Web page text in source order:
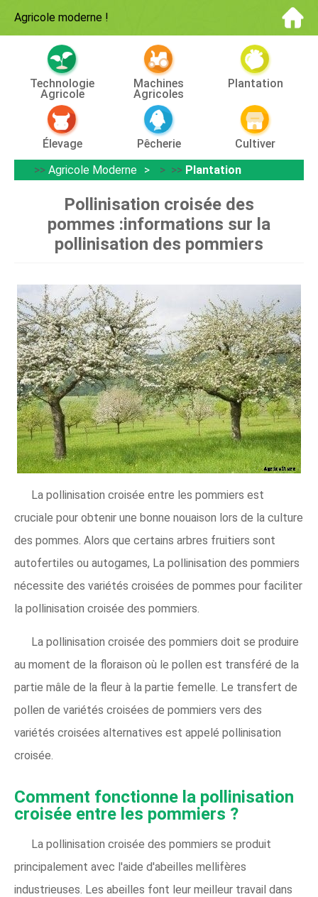
Agricole moderne !
Technologie
Agricole
Machines
Agricoles
Plantation
Élevage Pêcherie
Cultiver
>> Agricole Moderne > >> Plantation
Pollinisation croisée des
pommes :informations sur la
pollinisation des pommiers
La pollinisation croisée entre les pommiers est
cruciale pour obtenir une bonne nouaison lors de la culture
des pommes. Alors que certains arbres fruitiers sont
autofertiles ou autogames, La pollinisation des pommiers
nécessite des variétés croisées de pommes pour faciliter
la pollinisation croisée des pommiers.
La pollinisation croisée des pommiers doit se produire
au moment de la floraison où le pollen est transféré de la
partie mâle de la fleur à la partie femelle. Le transfert de
pollen de variétés croisées de pommiers vers des
variétés croisées alternatives est appelé pollinisation
croisée.
Comment fonctionne la pollinisation
croisée entre les pommiers ?
La pollinisation croisée des pommiers se produit
principalement avec l'aide d'abeilles mellifères
industrieuses. Les abeilles font leur meilleur travail dans